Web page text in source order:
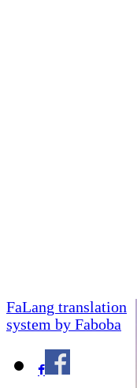
FaLang translation
system by Faboba